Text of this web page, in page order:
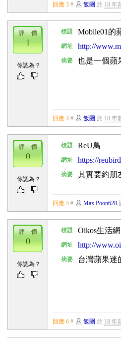
回應 3 # 飯團 於 18 年
標題 Mobile01的
網址 http://
摘要 也是一個蘋
評 價
1
你認為？
回應 4 # 飯團 於 18 年
標題 ReU鳥
網址 https://
摘要 其實要約朋
評 價
0
你認為？
回應 5 # Max Poon628
標題 Oikos生活網
網址 http://
摘要 台灣蘋果迷
評 價
0
你認為？
回應 6 # 飯團 於 18 年